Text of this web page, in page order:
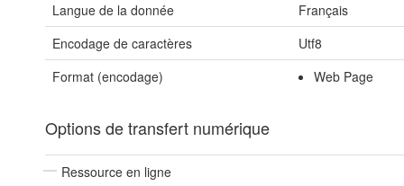
Langue de la donnée
Français
Encodage de caractères
Utf8
Format (encodage)
Web Page
Options de transfert numérique
Ressource en ligne